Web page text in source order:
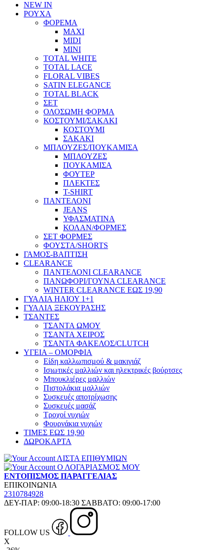
NEW IN
ΡΟΥΧΑ
ΦΟΡΕΜΑ
MAXI
MIDI
MINI
TOTAL WHITE
TOTAL LACE
FLORAL VIBES
SATIN ELEGANCE
TOTAL BLACK
ΣΕΤ
ΟΛΟΣΩΜΗ ΦΟΡΜΑ
ΚΟΣΤΟΥΜΙ/ΣΑΚΑΚΙ
ΚΟΣΤΟΥΜΙ
ΣΑΚΑΚΙ
ΜΠΛΟΥΖΕΣ/ΠΟΥΚΑΜΙΣΑ
ΜΠΛΟΥΖΕΣ
ΠΟΥΚΑΜΙΣΑ
ΦΟΥΤΕΡ
ΠΛΕΚΤΕΣ
T-SHIRT
ΠΑΝΤΕΛΟΝΙ
JEANS
ΥΦΑΣΜΑΤΙΝΑ
ΚΟΛΑΝ/ΦΟΡΜΕΣ
ΣΕΤ ΦΟΡΜΕΣ
ΦΟΥΣΤΑ/SHORTS
ΓΑΜΟΣ-ΒΑΠΤΙΣΗ
CLEARANCE
ΠΑΝΤΕΛΟΝΙ CLEARANCE
ΠΑΝΩΦΟΡΙ/ΓΟΥΝΑ CLEARANCE
WINTER CLEARANCE ΕΩΣ 19,90
ΓΥΑΛΙΑ ΗΛΙΟΥ 1+1
ΓΥΑΛΙΑ ΞΕΚΟΥΡΑΣΗΣ
ΤΣΑΝΤΕΣ
ΤΣΑΝΤΑ ΩΜΟΥ
ΤΣΑΝΤΑ ΧΕΙΡΟΣ
ΤΣΑΝΤΑ ΦΑΚΕΛΟΣ/CLUTCH
ΥΓΕΙΑ – ΟΜΟΡΦΙΑ
Είδη καλλωπισμού & μακιγιάζ
Ισιωτικές μαλλιών και ηλεκτρικές βούρτσες
Μπουκλιέρες μαλλιών
Πιστολάκια μαλλιών
Συσκευές αποτρίχωσης
Συσκευές μασάζ
Τροχοί νυχιών
Φουρνάκια νυχιών
ΤΙΜΕΣ ΕΩΣ 19,90
ΔΩΡΟΚΑΡΤΑ
ΛΙΣΤΑ ΕΠΙΘΥΜΙΩΝ
Ο ΛΟΓΑΡΙΑΣΜΟΣ ΜΟΥ
ΕΝΤΟΠΙΣΜΟΣ ΠΑΡΑΓΓΕΛΙΑΣ
ΕΠΙΚΟΙΝΩΝΙΑ
2310784928
ΔΕΥ-ΠΑΡ: 09:00-18:30 ΣΑΒΒΑΤΟ: 09:00-17:00
FOLLOW US
X